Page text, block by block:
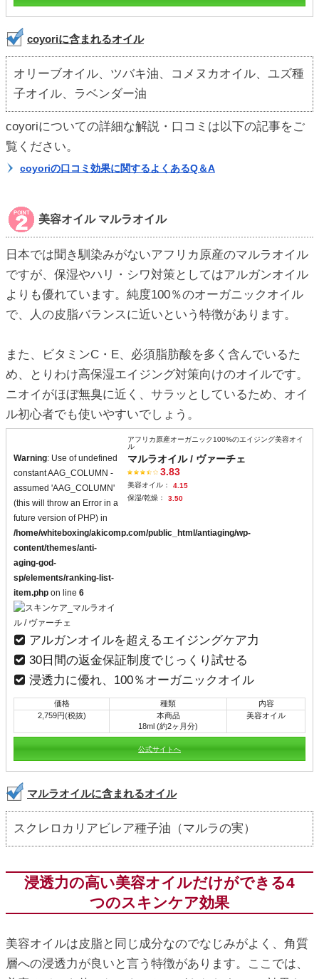
coyoriに含まれるオイル
オリーブオイル、ツバキ油、コメヌカオイル、ユズ種
子オイル、ラベンダー油
coyoriについての詳細な解説・口コミは以下の記事をご
覧ください。
coyoriの口コミ効果に関するよくあるQ＆A
美容オイル マルラオイル
日本では聞き馴染みがないアフリカ原産のマルラオイル
ですが、保湿やハリ・シワ対策としてはアルガンオイル
よりも優れています。純度100％のオーガニックオイル
で、人の皮脂バランスに近いという特徴があります。
また、ビタミンC・E、必須脂肪酸を多く含んでいるた
め、とりわけ高保湿エイジング対策向けのオイルです。
ニオイがほぼ無臭に近く、サラッとしているため、オイ
ル初心者でも使いやすいでしょう。
Warning: Use of undefined
constant AAG_COLUMN -
assumed 'AAG_COLUMN'
(this will throw an Error in a
future version of PHP) in
/home/whiteboxing/akicomp.com/public_html/antiaging/wp-
content/themes/anti-
aging-god-
sp/elements/ranking-list-
item.php on line 6
アフリカ原産オーガニック100%のエイジング美容オイ
ル
マルラオイル / ヴァーチェ
3.83
美容オイル： 4.15
保湿/乾燥： 3.50
アルガンオイルを超えるエイジングケア力
30日間の返金保証制度でじっくり試せる
浸透力に優れ、100％オーガニックオイル
価格 種類
内容
2,759円(税抜)
本商品
18ml (約2ヶ月分)
美容オイル
公式サイトへ
マルラオイルに含まれるオイル
スクレロカリアビレア種子油（マルラの実）
浸透力の高い美容オイルだけができる4
つのスキンケア効果
美容オイルは皮脂と同じ成分なのでなじみがよく、角質
層への浸透力が良いと言う特徴があります。ここでは、